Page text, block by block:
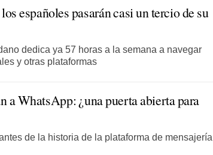
españoles pasarán casi un tercio de su
dedica ya 57 horas a la semana a navegar
y otras plataformas
a WhatsApp: ¿una puerta abierta para
de la historia de la plataforma de mensajería